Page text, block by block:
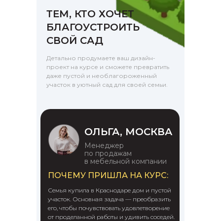
ТЕМ, КТО ХОЧЕТ
БЛАГОУСТРОИТЬ
СВОЙ САД
Детально продумаете ваш дизайн-
проект на курсе и сможете превратить
даже пустой и необлагороженный
участок в уютный сад для своей семьи.
ОЛЬГА, МОСКВА
Менеджер
по продажам
в мебельной компании
ПОЧЕМУ ПРИШЛА НА КУРС:
Семья купила в Краснодаре дом и пустой
участок. Основная задача — преобразить
его, чтобы почувствовать удовлетворение
от проделанной работы и удивить соседей.